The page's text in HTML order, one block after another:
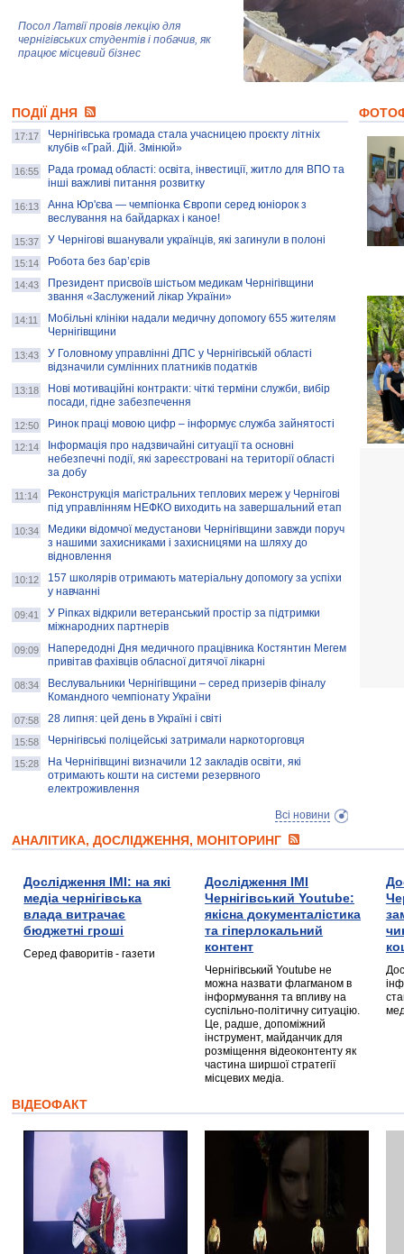
Посол Латвії провів лекцію для
чернігівських студентів і побачив, як
працює місцевий бізнес
колекцію про війну, емоції та тварин
AB InBev Efes Україна підтримала
навчальний проєкт "Молодіжна бізнес-
школа", спрямований на розвиток
підприємництва у Чернігівській області
Золота тварина: видання Forbes
написало про чернігівця Патрона: хто і
скільки на ньому заробляє? І куди
витрачають?
ПОДІЇ ДНЯ
17:17
Чернігівська громада стала учасницею проєкту літніх
клубів «Грай. Дій. Змінюй»
16:55
Рада громад області: освіта, інвестиції, житло для ВПО та
інші важливі питання розвитку
16:13
Анна Юр'єва — чемпіонка Європи серед юніорок з
веслування на байдарках і каное!
15:37 У Чернігові вшанували українців, які загинули в полоні
15:14 Робота без бар’єрів
14:43
Президент присвоїв шістьом медикам Чернігівщини
звання «Заслужений лікар України»
14:11
Мобільні клініки надали медичну допомогу 655 жителям
Чернігівщини
13:43
У Головному управлінні ДПС у Чернігівській області
відзначили сумлінних платників податків
13:18
Нові мотиваційні контракти: чіткі терміни служби, вибір
посади, гідне забезпечення
12:50 Ринок праці мовою цифр – інформує служба зайнятості
12:14
Інформація про надзвичайні ситуації та основні
небезпечні події, які зареєстровані на території області
за добу
11:14
Реконструкція магістральних теплових мереж у Чернігові
під управлінням НЕФКО виходить на завершальний етап
10:34
Медики відомчої медустанови Чернігівщини завжди поруч
з нашими захисниками і захисницями на шляху до
відновлення
10:12
157 школярів отримають матеріальну допомогу за успіхи
у навчанні
09:41
У Ріпках відкрили ветеранський простір за підтримки
міжнародних партнерів
09:09
Напередодні Дня медичного працівника Костянтин Мегем
привітав фахівців обласної дитячої лікарні
08:34
Веслувальники Чернігівщини – серед призерів фіналу
Командного чемпіонату України
07:58 28 липня: цей день в Україні і світі
15:58 Чернігівські поліцейські затримали наркоторговця
15:28
На Чернігівщині визначили 12 закладів освіти, які
отримають кошти на системи резервного
електроживлення
Всі новини
АНАЛІТИКА, ДОСЛІДЖЕННЯ, МОНІТОРИНГ
Дослідження ІМІ: на які
медіа чернігівська
влада витрачає
бюджетні гроші
Серед фаворитів - газети
Дослідження ІМІ
Чернігівський Youtube:
якісна документалістика
та гіперлокальний
контент
Чернігівський Youtube не
можна назвати флагманом в
інформування та впливу на
суспільно-політичну ситуацію.
Це, радше, допоміжний
інструмент, майданчик для
розміщення відеоконтенту як
частина ширшої стратегії
місцевих медіа.
ВІДЕОФАКТ